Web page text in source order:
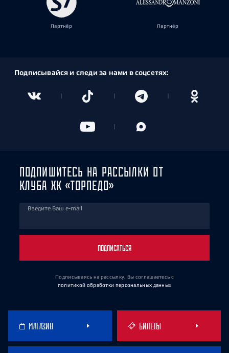
Партнёр Партнёр
Подписывайся и следи за нами в соцсетях:
ПОДПИШИТЕСЬ НА РАССЫЛКИ ОТ
КЛУБА ХК «ТОРПЕДО»
Введите Ваш e-mail
ПОДПИСАТЬСЯ
Подписываясь на рассылку, Вы соглашаетесь с
политикой обработки персональных данных
МАГАЗИН БИЛЕТЫ